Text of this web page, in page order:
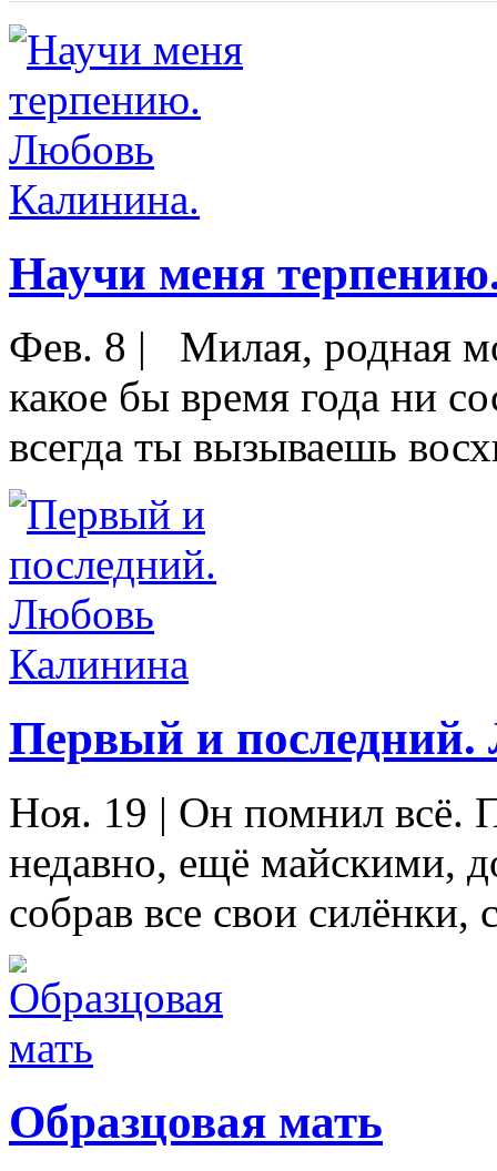
Научи меня
Фев. 8 |
Милая, родная
какое бы время года ни
всегда ты вызываешь
Первый и
Ноя. 19 | Он помнил всё.
недавно, ещё майскими,
собрав все свои силёнки,
Образцовая мать